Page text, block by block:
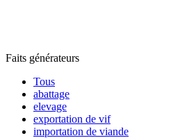
Faits générateurs
Tous
abattage
elevage
exportation de vif
importation de viande